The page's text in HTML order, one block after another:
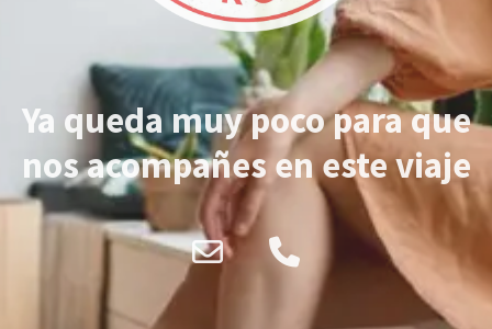
Ya queda muy poco para que
nos acompañes en este viaje